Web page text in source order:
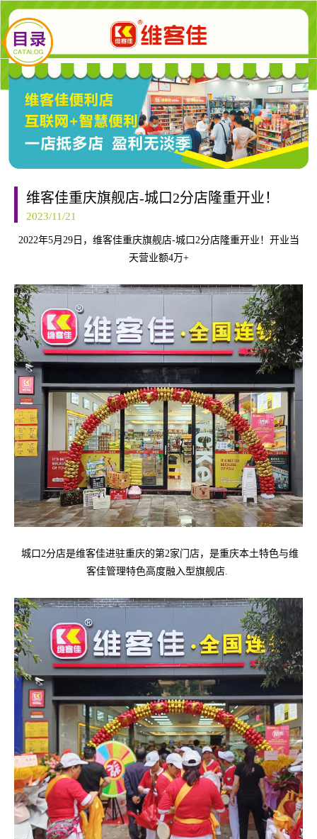
维客佳重庆旗舰店-城口2分店隆重开业！
2023/11/21
2022年5月29日，维客佳重庆旗舰店-城口2分店隆重开业！开业当
天营业额4万+
城口2分店是维客佳进驻重庆的第2家门店，是重庆本土特色与维
客佳管理特色高度融入型旗舰店.